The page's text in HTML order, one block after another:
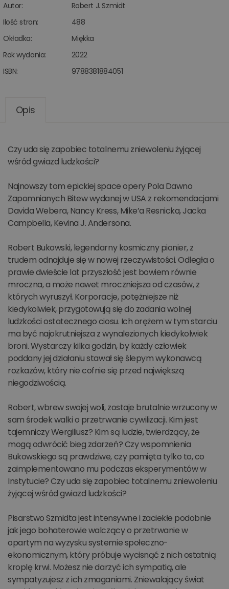
Autor:
Robert J. Szmidt
Ilość stron:
488
Okładka:
Miękka
Rok wydania:
2022
ISBN:
9788381884051
Opis
Czy uda się zapobiec totalnemu zniewoleniu żyjącej
wśród gwiazd ludzkości?
Najnowszy tom epickiej space opery Pola Dawno
Zapomnianych Bitew wydanej w USA z rekomendacjami
Davida Webera, Nancy Kress, Mike’a Resnicka, Jacka
Campbella, Kevina J. Andersona.
Robert Bukowski, legendarny kosmiczny pionier, z
trudem odnajduje się w nowej rzeczywistości. Odległa o
prawie dwieście lat przyszłość jest bowiem równie
mroczna, a może nawet mroczniejsza od czasów, z
których wyruszył. Korporacje, potężniejsze niż
kiedykolwiek, przygotowują się do zadania wolnej
ludzkości ostatecznego ciosu. Ich orężem w tym starciu
ma być najokrutniejsza z wynalezionych kiedykolwiek
broni. Wystarczy kilka godzin, by każdy człowiek
poddany jej działaniu stawał się ślepym wykonawcą
rozkazów, który nie cofnie się przed największą
niegodziwością.
Robert, wbrew swojej woli, zostaje brutalnie wrzucony w
sam środek walki o przetrwanie cywilizacji. Kim jest
tajemniczy Wergiliusz? Kim są ludzie, twierdzący, że
mogą odwrócić bieg zdarzeń? Czy wspomnienia
Bukowskiego są prawdziwe, czy pamięta tylko to, co
zaimplementowano mu podczas eksperymentów w
Instytucie? Czy uda się zapobiec totalnemu zniewoleniu
żyjącej wśród gwiazd ludzkości?
Pisarstwo Szmidta jest intensywne i zaciekłe podobnie
jak jego bohaterowie walczący o przetrwanie w
opartym na wyzysku systemie społeczno-
ekonomicznym, który próbuje wycisnąć z nich ostatnią
kroplę krwi. Możesz nie darzyć ich sympatią, ale
sympatyzujesz z ich zmaganiami. Zniewalający świat